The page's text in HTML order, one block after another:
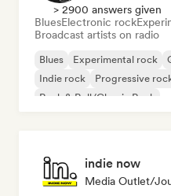
> 2900 answers given
BluesElectronic rock
Broadcast artists on radio
Blues Experimental rock
Indie rock
Progressive
Rock & Roll/Classic Rock
indie now
Media Outlet/